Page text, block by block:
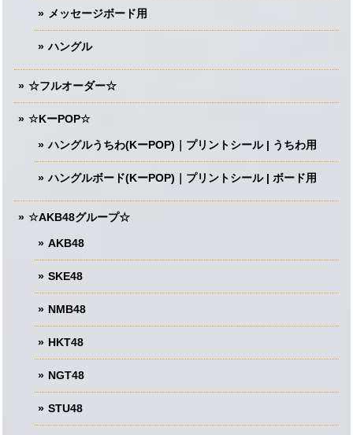
メッセージボード用
ハングル
☆フルオーダー☆
☆KーPOP☆
ハングルうちわ(KーPOP)｜プリントシール | うちわ用
ハングルボード(KーPOP)｜プリントシール | ボード用
☆AKB48グループ☆
AKB48
SKE48
NMB48
HKT48
NGT48
STU48